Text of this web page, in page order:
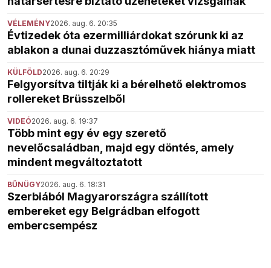
VÉLEMÉNY2026. aug. 6. 20:35
Évtizedek óta ezermilliárdokat szórunk ki az
ablakon a dunai duzzasztóművek hiánya miatt
KÜLFÖLD2026. aug. 6. 20:29
Felgyorsítva tiltják ki a bérelhető elektromos
rollereket Brüsszelből
VIDEÓ2026. aug. 6. 19:37
Több mint egy év egy szerető
nevelőcsaládban, majd egy döntés, amely
mindent megváltoztatott
BŰNÜGY2026. aug. 6. 18:31
Szerbiából Magyarországra szállított
embereket egy Belgrádban elfogott
embercsempész